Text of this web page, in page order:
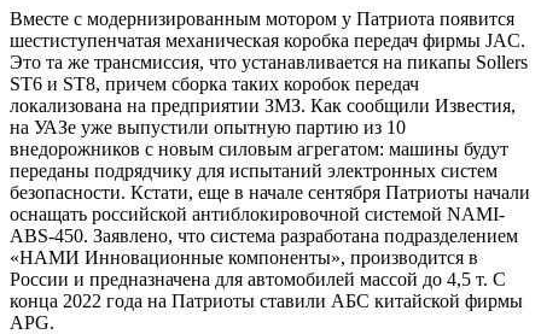
Вместе с модернизированным мотором у Патриота появится
шестиступенчатая механическая коробка передач фирмы JAC.
Это та же трансмиссия, что устанавливается на пикапы Sollers
ST6 и ST8, причем сборка таких коробок передач
локализована на предприятии ЗМЗ. Как сообщили Известия,
на УАЗе уже выпустили опытную партию из 10
внедорожников с новым силовым агрегатом: машины будут
переданы подрядчику для испытаний электронных систем
безопасности. Кстати, еще в начале сентября Патриоты начали
оснащать российской антиблокировочной системой NAMI-
ABS-450. Заявлено, что система разработана подразделением
«НАМИ Инновационные компоненты», производится в
России и предназначена для автомобилей массой до 4,5 т. С
конца 2022 года на Патриоты ставили АБС китайской фирмы
APG.